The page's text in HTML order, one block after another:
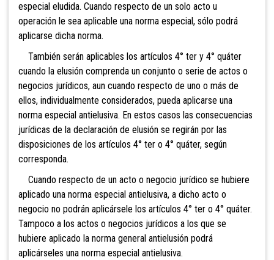
especial eludida. Cuando respecto de un solo acto u
operación le sea aplicable una norma especial, sólo podrá
aplicarse dicha norma.
También serán aplicables los artículos 4° ter y 4° quáter
cuando la elusión comprenda un conjunto o serie de actos o
negocios jurídicos, aun cuando respecto de uno o más de
ellos, individualmente considerados, pueda aplicarse una
norma especial antielusiva. En estos casos las consecuencias
jurídicas de la declaración de elusión se regirán por las
disposiciones de los artículos 4° ter o 4° quáter, según
corresponda.
Cuando respecto de un acto o negocio jurídico se hubiere
aplicado una norma especial antielusiva, a dicho acto o
negocio no podrán aplicársele los artículos 4° ter o 4° quáter.
Tampoco a los actos o negocios jurídicos a los que se
hubiere aplicado la norma general antielusión podrá
aplicárseles una norma especial antielusiva.